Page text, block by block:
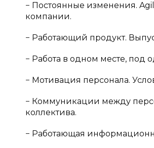
− Постоянные изменения.
компании.
− Работающий продукт.
− Работа в одном месте, под
− Мотивация персонала.
− Коммуникации между
коллектива.
− Работающая